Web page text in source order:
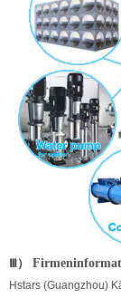
Ⅲ）
Hstars (Guangzhou)